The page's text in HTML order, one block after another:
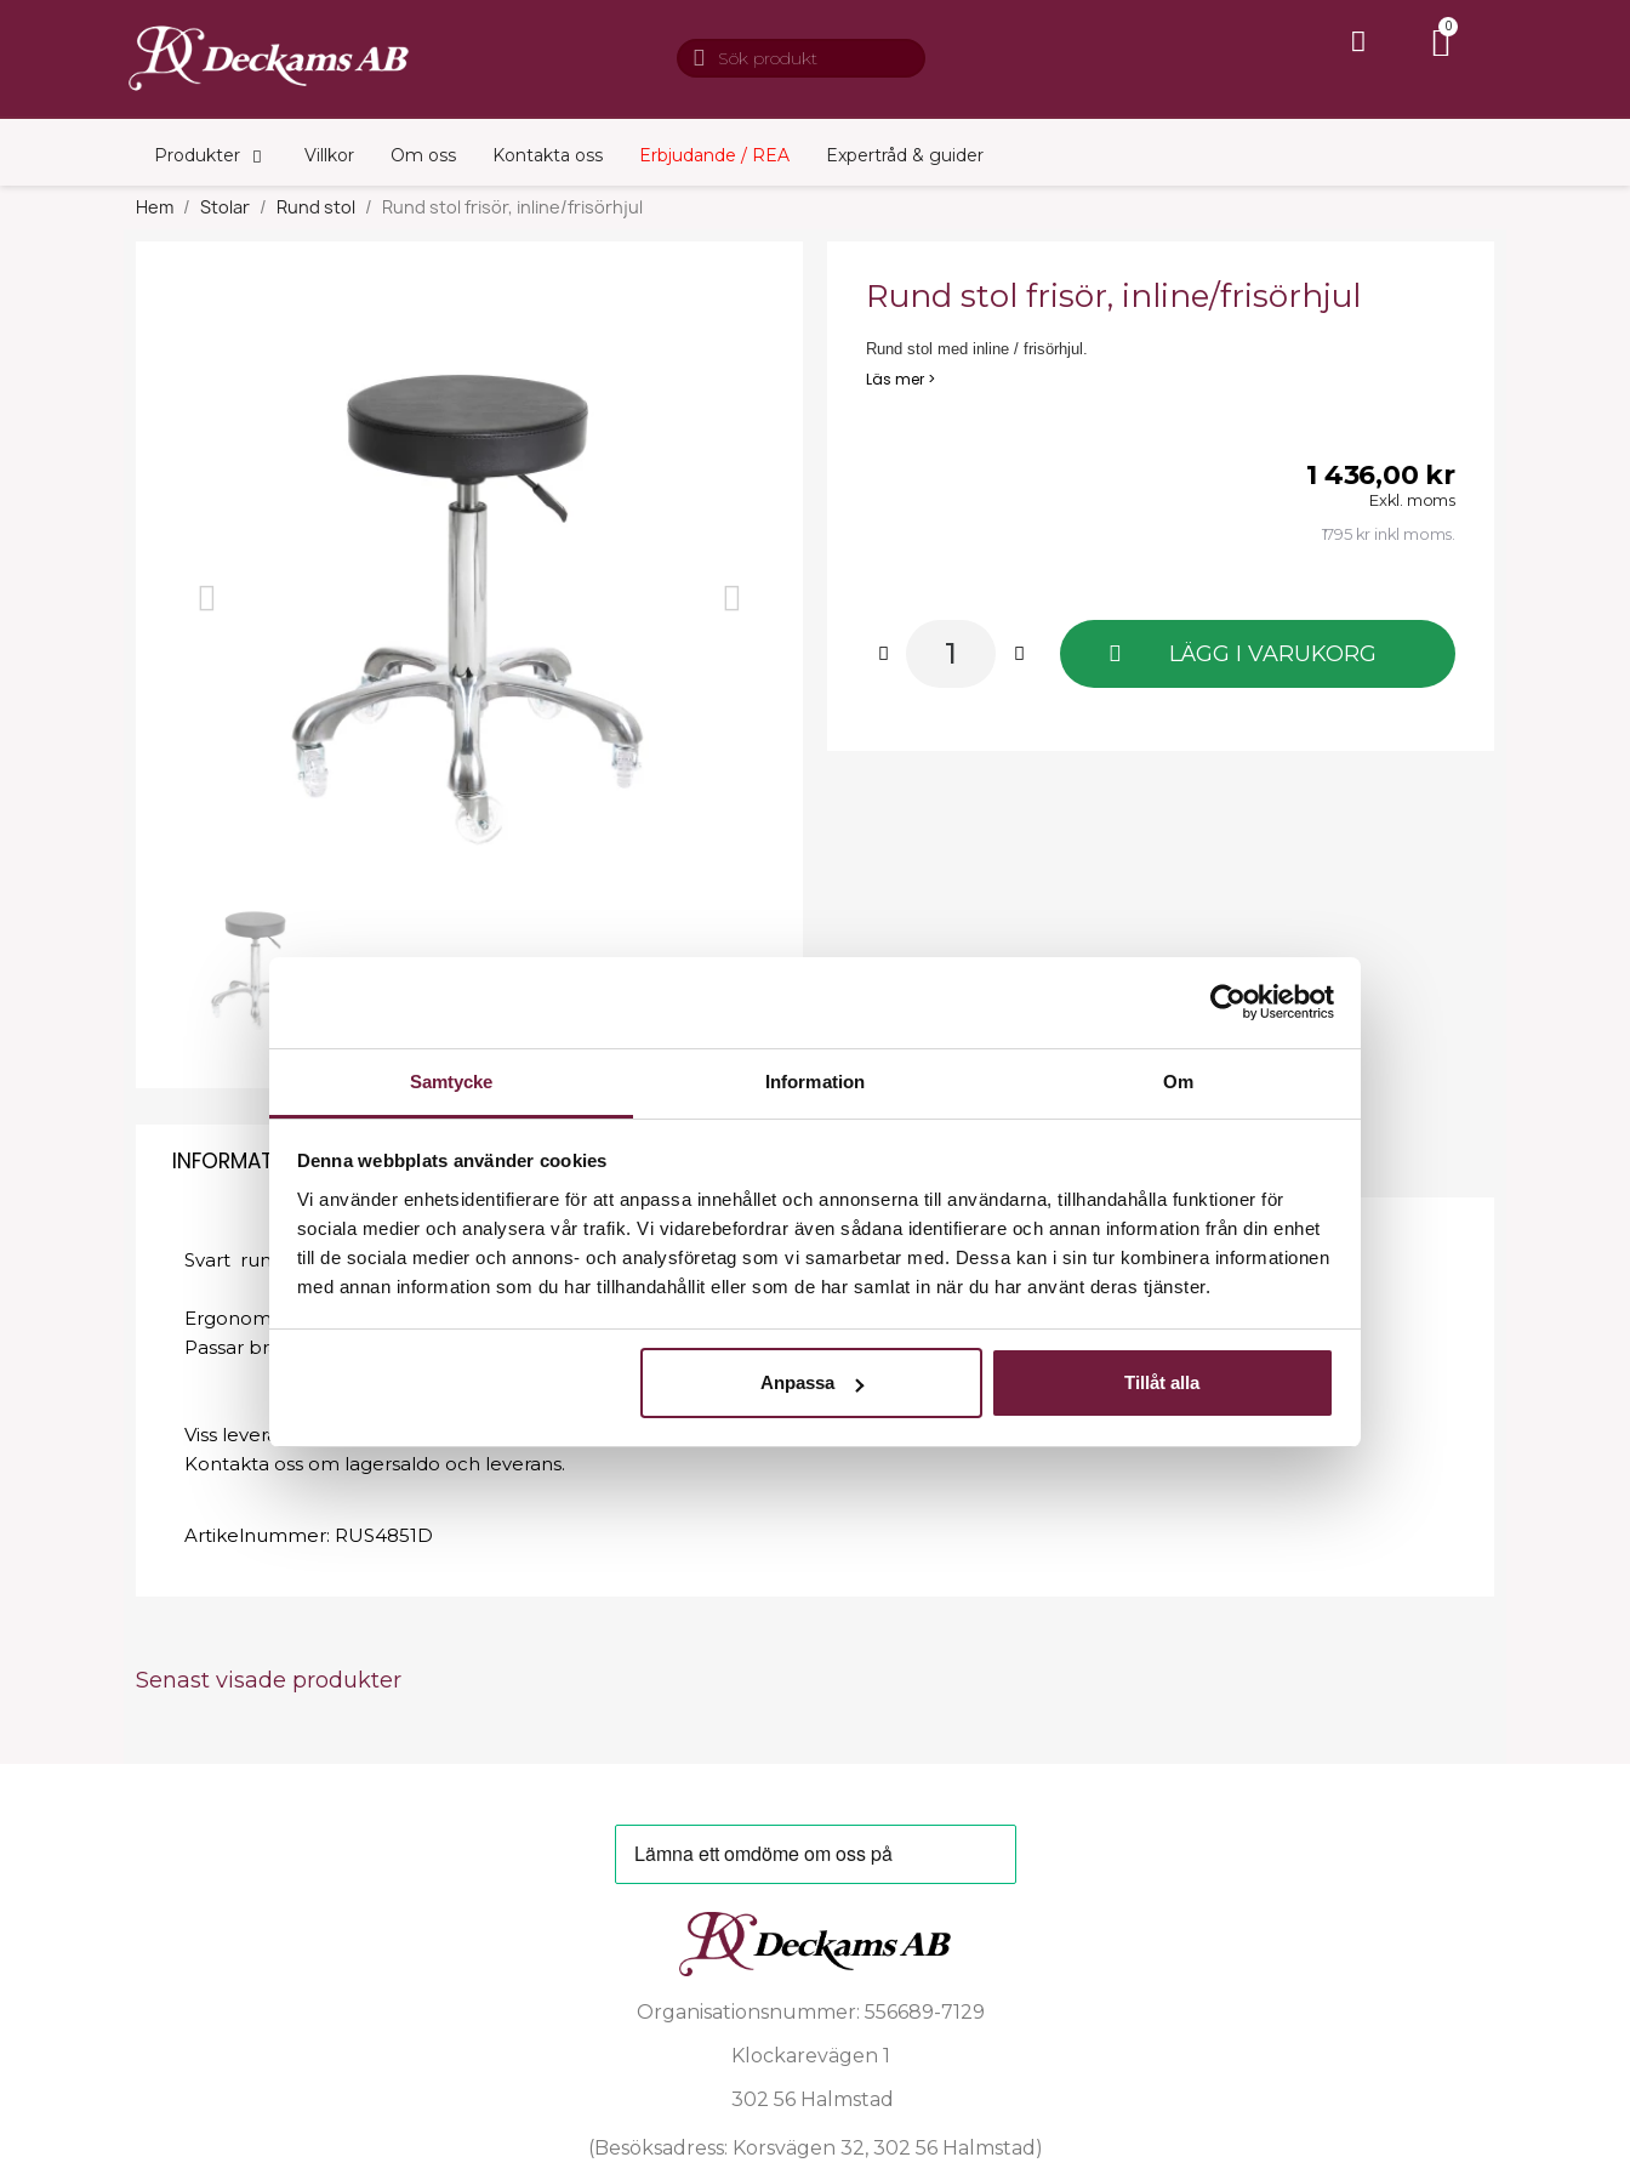
Samtycke Information Om
Denna webbplats använder cookies
Vi använder enhetsidentifierare för att anpassa innehållet och annonserna till användarna, tillhandahålla funktioner för
sociala medier och analysera vår trafik. Vi vidarebefordrar även sådana identifierare och annan information från din enhet
till de sociala medier och annons- och analysföretag som vi samarbetar med. Dessa kan i sin tur kombinera informationen
med annan information som du har tillhandahållit eller som de har samlat in när du har använt deras tjänster.
Anpassa Tillåt alla
Produkter Villkor Om oss Kontakta oss Erbjudande / REA Expertråd & guider
Hem Stolar Rund stol Rund stol frisör, inline/frisörhjul
Rund stol frisör, inline/frisörhjul
Rund stol med inline / frisörhjul.
Läs mer >
1 436,00 kr
Exkl. moms
1795 kr inkl moms.
LÄGG I VARUKORG
INFORMATION
Svart rund stol med inlinehjul som är justerbar i höjd mellan 53 och 73cm.
Ergonomisk, behaglig och lättrullad stol.
Passar bra till frisörer med anledning av hjulen, men även när man ger behandlingar eller samtalar.
Viss leveranstid kan förkomma.
Kontakta oss om lagersaldo och leverans.
Artikelnummer: RUS4851D
Senast visade produkter
Organisationsnummer: 556689-7129
Klockarevägen 1
302 56 Halmstad
(Besöksadress: Korsvägen 32, 302 56 Halmstad)